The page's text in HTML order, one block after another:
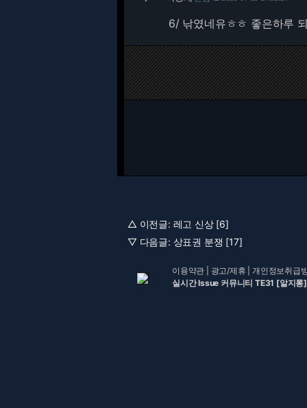
6/낚였네유ㅎㅎ 좋은하루
△ 이전글: 레고 신상 [6]
▽ 다음글: 상표권 분쟁 [17]
이용약관 광고/제휴 |개인정보취급
실시간 Issue 커뮤니티 TE31 [알지